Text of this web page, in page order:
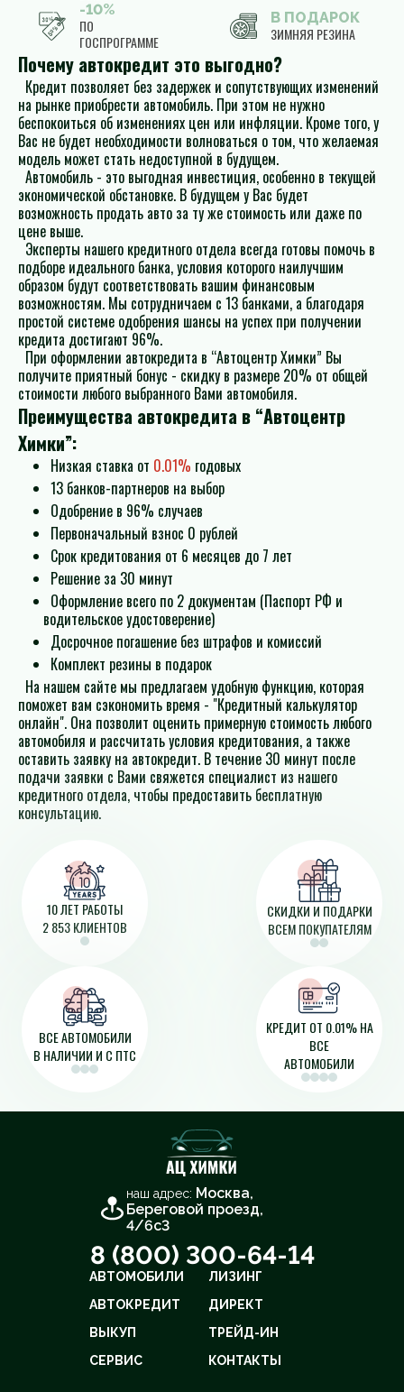
-10%
ПО
ГОСПРОГРАММЕ
В ПОДАРОК
ЗИМНЯЯ РЕЗИНА
Почему автокредит это выгодно?
Кредит позволяет без задержек и сопутствующих изменений
на рынке приобрести автомобиль. При этом не нужно
беспокоиться об изменениях цен или инфляции. Кроме того, у
Вас не будет необходимости волноваться о том, что желаемая
модель может стать недоступной в будущем.
Автомобиль - это выгодная инвестиция, особенно в текущей
экономической обстановке. В будущем у Вас будет
возможность продать авто за ту же стоимость или даже по
цене выше.
Эксперты нашего кредитного отдела всегда готовы помочь в
подборе идеального банка, условия которого наилучшим
образом будут соответствовать вашим финансовым
возможностям. Мы сотрудничаем с 13 банками, а благодаря
простой системе одобрения шансы на успех при получении
кредита достигают 96%.
При оформлении автокредита в “Автоцентр Химки” Вы
получите приятный бонус - скидку в размере 20% от общей
стоимости любого выбранного Вами автомобиля.
Преимущества автокредита в “Автоцентр
Химки”:
Низкая ставка от 0.01% годовых
13 банков-партнеров на выбор
Одобрение в 96% случаев
Первоначальный взнос 0 рублей
Срок кредитования от 6 месяцев до 7 лет
Решение за 30 минут
Оформление всего по 2 документам (Паспорт РФ и
водительское удостоверение)
Досрочное погашение без штрафов и комиссий
Комплект резины в подарок
На нашем сайте мы предлагаем удобную функцию, которая
поможет вам сэкономить время - "Кредитный калькулятор
онлайн". Она позволит оценить примерную стоимость любого
автомобиля и рассчитать условия кредитования, а также
оставить заявку на автокредит. В течение 30 минут после
подачи заявки с Вами свяжется специалист из нашего
кредитного отдела, чтобы предоставить бесплатную
консультацию.
10 ЛЕТ РАБОТЫ
2 853 КЛИЕНТОВ
СКИДКИ И ПОДАРКИ
ВСЕМ ПОКУПАТЕЛЯМ
ВСЕ АВТОМОБИЛИ
В НАЛИЧИИ И С ПТС
КРЕДИТ ОТ 0.01% НА
ВСЕ
АВТОМОБИЛИ
наш адрес: Москва,
Береговой проезд,
4/6с3
8 (800) 300-64-14
АВТОМОБИЛИ
ЛИЗИНГ
АВТОКРЕДИТ
ДИРЕКТ
ВЫКУП
ТРЕЙД-ИН
СЕРВИС
КОНТАКТЫ